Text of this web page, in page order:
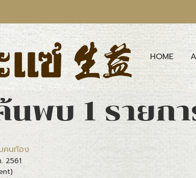
HOME
นพบ 1 รายก
คนท้อง
2561